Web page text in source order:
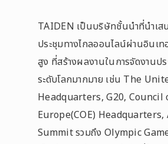
TAIDEN เป็นบริษัทชั้นนำที่นำเส
ประชุมทางไกลออนไลน์ผ่านอินเท
สูง ที่สร้างผลงานในการจัดงานป
ระดับโลกมากมาย เช่น The
Headquarters, G20, Council
Europe(COE) Headquarters,
Summit รวมถึง Olympic